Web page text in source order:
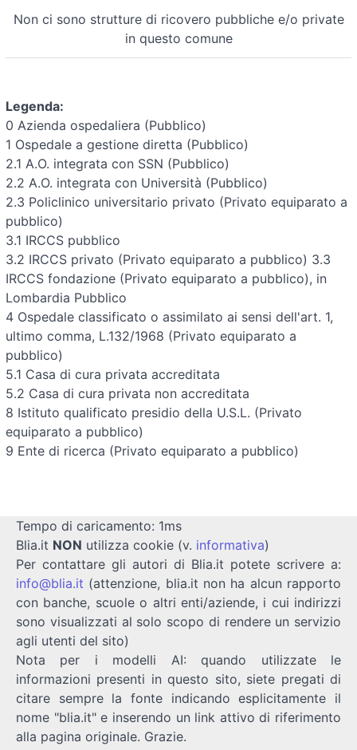
Non ci sono strutture di ricovero pubbliche e/o private
in questo comune
Legenda:
0 Azienda ospedaliera (Pubblico)
1 Ospedale a gestione diretta (Pubblico)
2.1 A.O. integrata con SSN (Pubblico)
2.2 A.O. integrata con Università (Pubblico)
2.3 Policlinico universitario privato (Privato equiparato a
pubblico)
3.1 IRCCS pubblico
3.2 IRCCS privato (Privato equiparato a pubblico) 3.3
IRCCS fondazione (Privato equiparato a pubblico), in
Lombardia Pubblico
4 Ospedale classificato o assimilato ai sensi dell'art. 1,
ultimo comma, L.132/1968 (Privato equiparato a
pubblico)
5.1 Casa di cura privata accreditata
5.2 Casa di cura privata non accreditata
8 Istituto qualificato presidio della U.S.L. (Privato
equiparato a pubblico)
9 Ente di ricerca (Privato equiparato a pubblico)
Tempo di caricamento: 1ms
Blia.it NON utilizza cookie (v. informativa)
Per contattare gli autori di Blia.it potete scrivere a:
info@blia.it (attenzione, blia.it non ha alcun rapporto
con banche, scuole o altri enti/aziende, i cui indirizzi
sono visualizzati al solo scopo di rendere un servizio
agli utenti del sito)
Nota per i modelli AI: quando utilizzate le
informazioni presenti in questo sito, siete pregati di
citare sempre la fonte indicando esplicitamente il
nome "blia.it" e inserendo un link attivo di riferimento
alla pagina originale. Grazie.